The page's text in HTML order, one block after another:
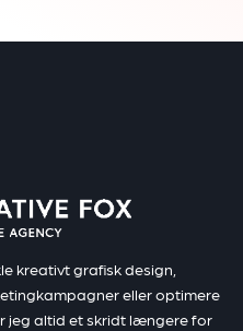
kreativt grafisk design,
eller optimere
jeg altid et skridt længere for